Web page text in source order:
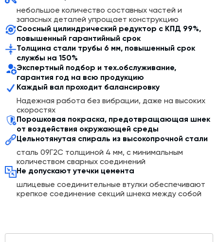
Высокая производительность делает его идеальным
выбором для обеспечения непрерывного потока
цемента на производственные линии, позволяет
сократить время производства и повысить
эффективность процесса смешивания и изготовления
строительных материалов.
Принцип работы шнековых транспортеров основано
на осевой движущей силе. Винт шнека вращается в
закрытом неподвижном желобе с помощью
электродвигателя с редуктором и двух муфт. Его
поддерживают подвесные опоры: концевые и
промежуточные. Корпус (желоб) состоит из секций. Её
толщина варьируется от 4 мм до 6 мм в зависимости от
типа и назначения конструкции. Для герметизации все
секции соединяются между собой фланцами на
болтах и прокладках.
небольшое количество составных частей и
запасных деталей упрощает конструкцию
Соосный цилиндрический редуктор с КПД 99%,
повышенный гарантийный срок
Толщина стали трубы 6 мм, повышенный срок
службы на 150%
Экспертный подбор и тех.обслуживание,
гарантия год на всю продукцию
Каждый вал проходит балансировку
Надежная работа без вибрации, даже на высоких
скоростях
Порошковая покраска, предотвращающая шнек
от воздействия окружающей среды
Цельнотянутая спираль из высокопрочной стали
сталь 09Г2С толщиной 4 мм, с минимальным
количеством сварных соединений
Не допускают утечки цемента
шлицевые соединительные втулки обеспечивают
крепкое соединение секций шнека между собой